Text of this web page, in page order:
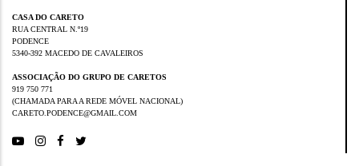
CASA DO CARETO
RUA CENTRAL N.º19
PODENCE
5340-392 MACEDO DE CAVALEIROS
ASSOCIAÇÃO DO GRUPO DE CARETOS
919 750 771
(CHAMADA PARA A REDE MÓVEL NACIONAL)
CARETO.PODENCE@GMAIL.COM